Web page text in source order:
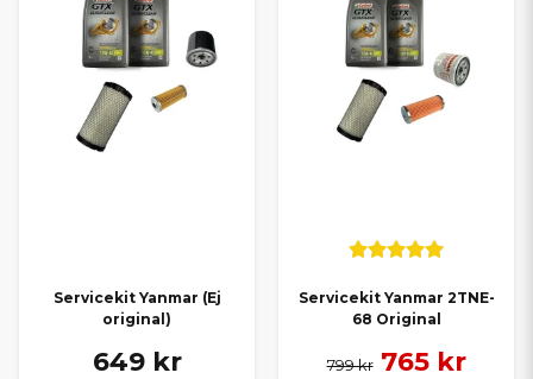
Servicekit Yanmar (Ej
original)
649 kr
Servicekit Yanmar 2TNE-
68 Original
799 kr 765 kr